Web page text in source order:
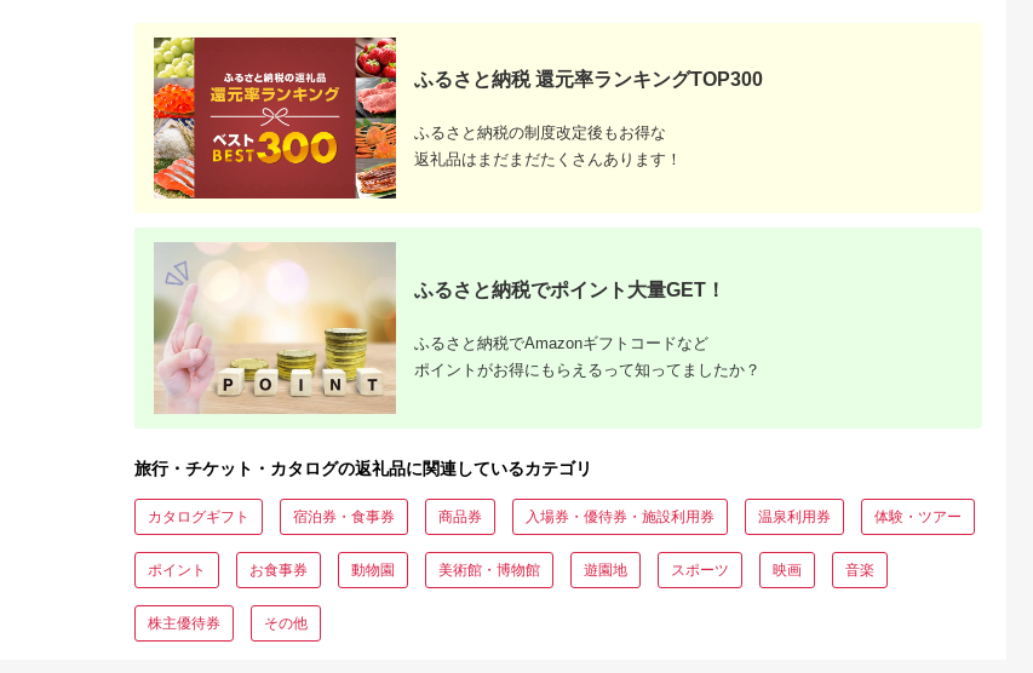
ふるさと納税 還元率ランキングTOP300
ふるさと納税の制度改定後もお得な
返礼品はまだまだたくさんあります！
ふるさと納税でポイント大量GET！
ふるさと納税でAmazonギフトコードなど
ポイントがお得にもらえるって知ってましたか？
旅行・チケット・カタログの返礼品に関連しているカテゴリ
カタログギフト 宿泊券・食事券 商品券 入場券・優待券・施設利用券 温泉利用券 体験・ツアー
ポイント お食事券 動物園 美術館・博物館 遊園地 スポーツ 映画 音楽
株主優待券 その他